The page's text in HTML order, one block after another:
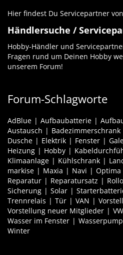
Hier findest Du Servicepartner
Händlersuche /
Hobby-Händler und
Fragen rund um Deinen Hobby
unserem Forum!
Forum-Schlagworte
AdBlue Aufbaubatterie
Austausch
Badezimmerschrank
Dusche
Elektrik Fenster
Heizung
Hobby
Klimaanlage
Kühlschrank
markise
Maxia Navi
Reparatur
Reparatursatz Rollo
Sicherung
Solar
Trennrelais
Tür VAN
Vorstellung neuer Mitglieder
VW
Wasser im Fenster
Winter